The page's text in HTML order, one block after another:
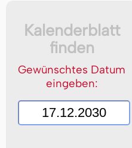
Kalenderblatt
finden
Gewünschtes Datum
eingeben: